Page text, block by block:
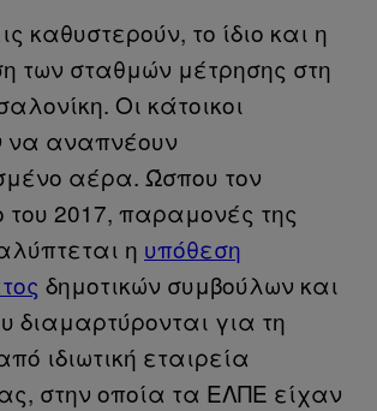
καθυστερούν, το ίδιο και η
των σταθμών μέτρησης στη
Οι κάτοικοι
να αναπνέουν
αέρα. Ώσπου τον
του 2017, παραμονές της
η υπόθεση
δημοτικών συμβούλων και
διαμαρτύρονται για τη
ιδιωτική εταιρεία
στην οποία τα ΕΛΠΕ είχαν